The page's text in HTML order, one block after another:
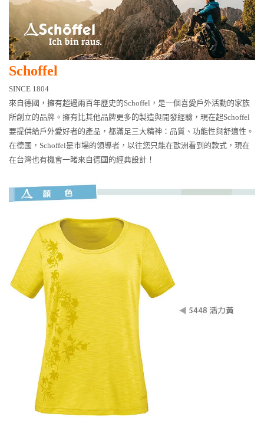
Schoffel
SINCE 1804
來自德國，擁有超過兩百年歷史的Schoffel，是一個喜愛戶外活動的家族
所創立的品牌。擁有比其他品牌更多的製造與開發經驗，現在起Schoffel
要提供給戶外愛好者的產品，都滿足三大精神：品質、功能性與舒適性。
在德國，Schoffel是市場的領導者，以往您只能在歐洲看到的款式，現在
在台灣也有機會一睹來自德國的經典設計！